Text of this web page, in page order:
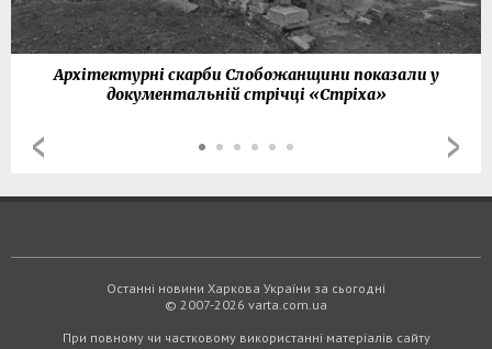
Архітектурні скарби Слобожанщини показали у
документальній стрічці «Стріха»
Останні новини Харкова України за сьогодні
© 2007-2026 varta.com.ua
При повному чи частковому використанні матеріалів сайту